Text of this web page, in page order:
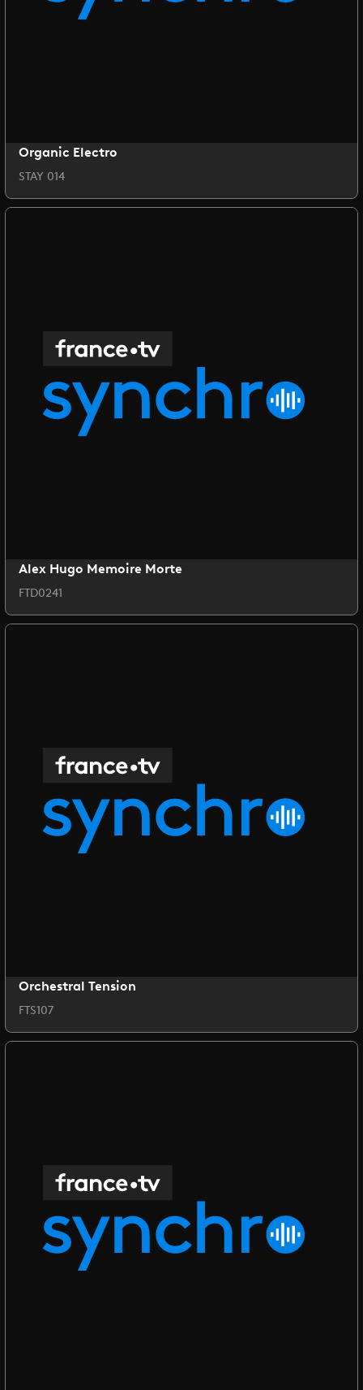
Organic Electro
STAY 014
Alex Hugo Memoire Morte
FTD0241
Orchestral Tension
FTS107